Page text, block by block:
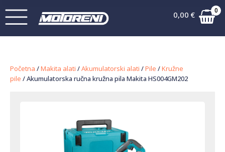
0,00 € 0
Početna /Makita alati /Akumulatorski alati /Pile /Kružne
pile / Akumulatorska ručna kružna pila Makita HS004GM202